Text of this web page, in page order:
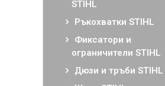
STIHL
Ръкохватки STIHL
Фиксатори и
ограничители STIHL
Дюзи и тръби STIHL